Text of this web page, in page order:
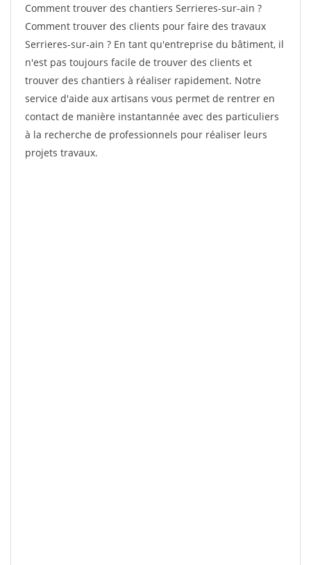
Comment trouver des chantiers Serrieres-sur-ain ?
Comment trouver des clients pour faire des travaux
Serrieres-sur-ain ? En tant qu'entreprise du bâtiment, il
n'est pas toujours facile de trouver des clients et
trouver des chantiers à réaliser rapidement. Notre
service d'aide aux artisans vous permet de rentrer en
contact de manière instantannée avec des particuliers
à la recherche de professionnels pour réaliser leurs
projets travaux.